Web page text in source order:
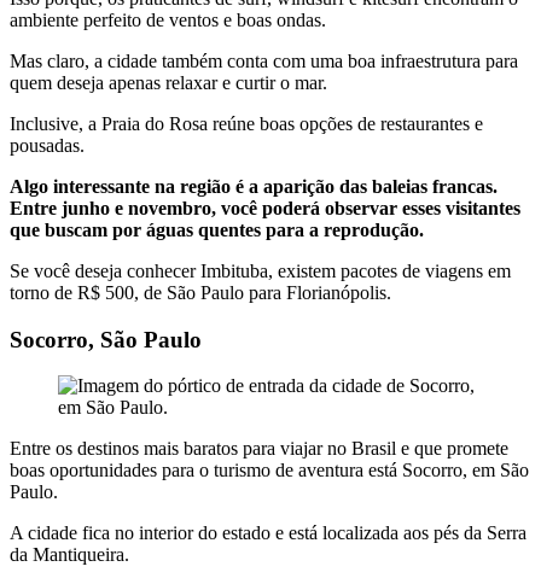
ambiente perfeito de ventos e boas ondas.
Mas claro, a cidade também conta com uma boa infraestrutura para
quem deseja apenas relaxar e curtir o mar.
Inclusive, a Praia do Rosa reúne boas opções de restaurantes e
pousadas.
Algo interessante na região é a aparição das baleias francas.
Entre junho e novembro, você poderá observar esses visitantes
que buscam por águas quentes para a reprodução.
Se você deseja conhecer Imbituba, existem pacotes de viagens em
torno de R$ 500, de São Paulo para Florianópolis.
Socorro, São Paulo
Entre os destinos mais baratos para viajar no Brasil e que promete
boas oportunidades para o turismo de aventura está Socorro, em São
Paulo.
A cidade fica no interior do estado e está localizada aos pés da Serra
da Mantiqueira.